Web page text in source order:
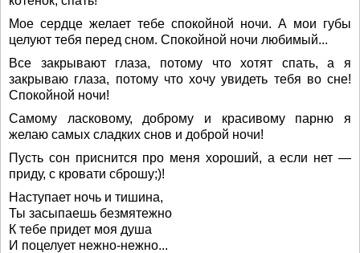
Мое сердце желает тебе спокойной ночи. А мои губы
целуют тебя перед сном. Спокойной ночи любимый...
Все закрывают глаза, потому что хотят спать, а я
закрываю глаза, потому что хочу увидеть тебя во сне!
Спокойной ночи!
Самому ласковому, доброму и красивому парню я
желаю самых сладких снов и доброй ночи!
Пусть сон приснится про меня хороший, а если нет —
приду, с кровати сброшу;)!
Наступает ночь и тишина,
Ты засыпаешь безмятежно
К тебе придет моя душа
И поцелует нежно-нежно...